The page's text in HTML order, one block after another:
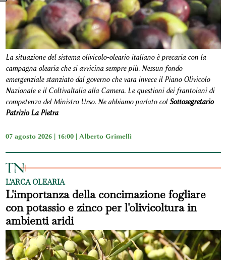
La situazione del sistema olivicolo-oleario italiano è precaria con la
campagna olearia che si avvicina sempre più. Nessun fondo
emergenziale stanziato dal governo che vara invece il Piano Olivicolo
Nazionale e il ColtivaItalia alla Camera. Le questioni dei frantoiani di
competenza del Ministro Urso. Ne abbiamo parlato colSottosegretario
Patrizio La Pietra
07 agosto 2026 | 16:00 | Alberto Grimelli
L'ARCA OLEARIA
L'importanza della concimazione fogliare
con potassio e zinco per l'olivicoltura in
ambienti aridi